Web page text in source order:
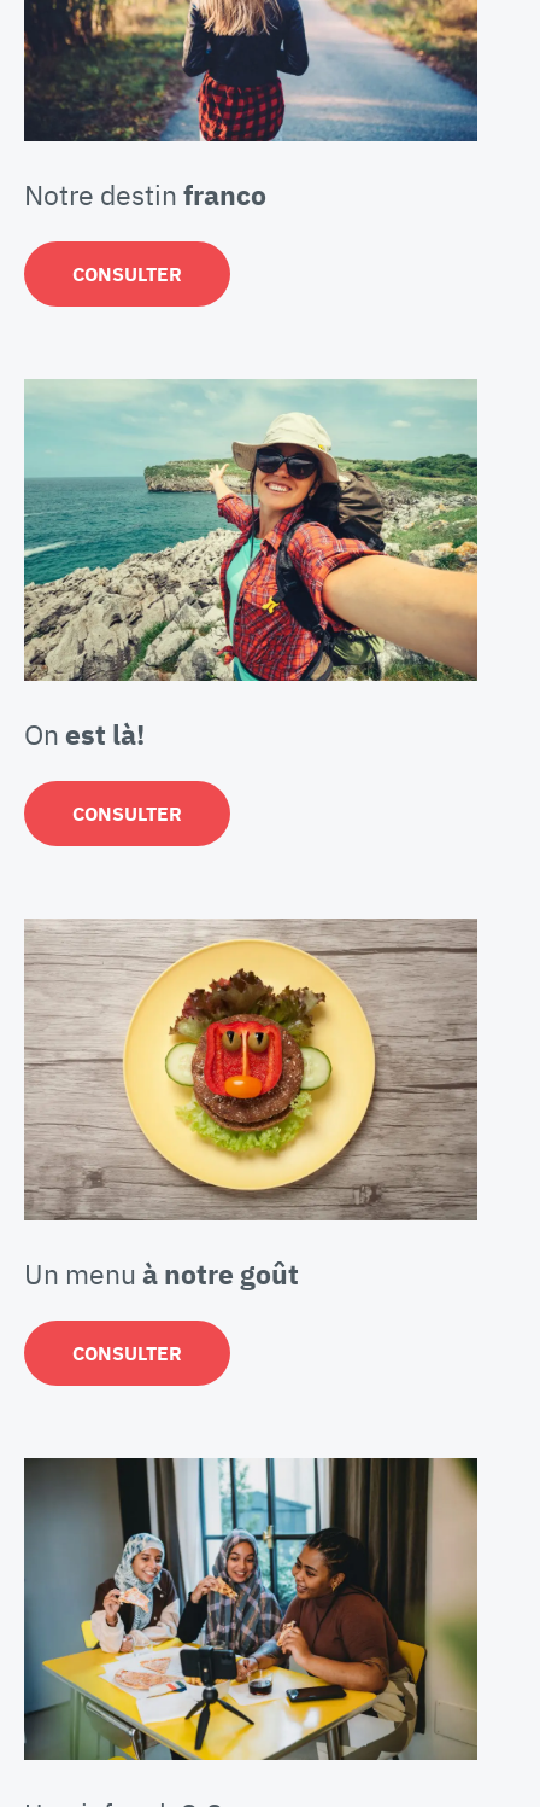
Notre destin franco
CONSULTER
On est là!
CONSULTER
Un menu à notre goût
CONSULTER